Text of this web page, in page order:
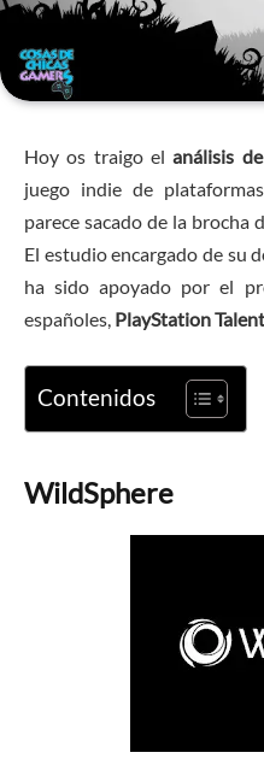
Hoy os traigo elanálisis
juego indie de
parece sacado de la brocha
El estudio encargado de su
ha sido apoyado por el
españoles, PlayStation
Contenidos
WildSphere